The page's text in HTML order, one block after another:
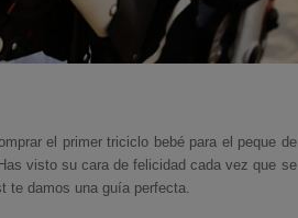
el primer triciclo bebé para el peque de
visto su cara de felicidad cada vez que se
te damos una guía perfecta.